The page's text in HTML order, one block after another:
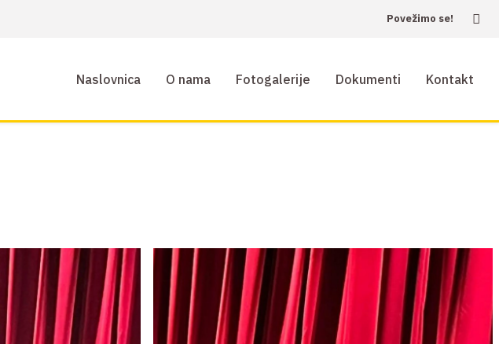
Povežimo se!
Naslovnica O nama Fotogalerije Dokumenti Kontakt